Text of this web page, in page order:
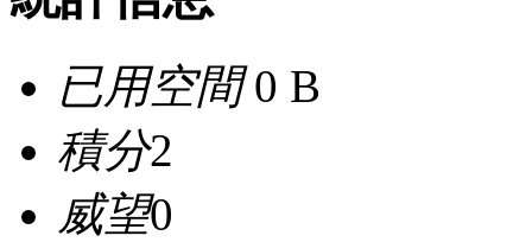
已用空間0 B
積分2
威望0